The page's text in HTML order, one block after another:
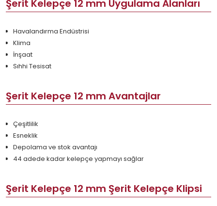
Şerit Kelepçe 12 mm Uygulama Alanları
Havalandırma Endüstrisi
Klima
İnşaat
Sıhhi Tesisat
Şerit Kelepçe 12 mm Avantajlar
Çeşitlilik
Esneklik
Depolama ve stok avantajı
44 adede kadar kelepçe yapmayı sağlar
Şerit Kelepçe 12 mm Şerit Kelepçe Klipsi